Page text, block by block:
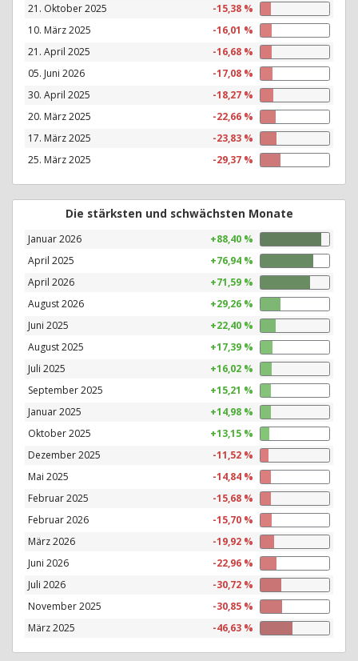
21. Oktober 2025
-15,38 %
10. März 2025
-16,01 %
21. April 2025
-16,68 %
05. Juni 2026
-17,08 %
30. April 2025
-18,27 %
20. März 2025
-22,66 %
17. März 2025
-23,83 %
25. März 2025
-29,37 %
Die stärksten und schwächsten Monate
Januar 2026
+88,40 %
April 2025
+76,94 %
April 2026
+71,59 %
August 2026
+29,26 %
Juni 2025
+22,40 %
August 2025
+17,39 %
Juli 2025
+16,02 %
September 2025
+15,21 %
Januar 2025
+14,98 %
Oktober 2025
+13,15 %
Dezember 2025
-11,52 %
Mai 2025
-14,84 %
Februar 2025
-15,68 %
Februar 2026
-15,70 %
März 2026
-19,92 %
Juni 2026
-22,96 %
Juli 2026
-30,72 %
November 2025
-30,85 %
März 2025
-46,63 %